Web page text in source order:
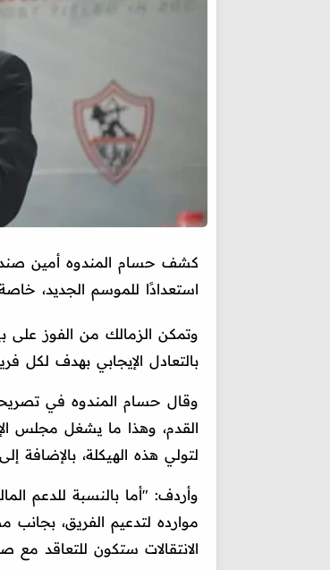
كشف حسام المندوه أمين
استعدادًا للموسم الجديد،
وتمكن الزمالك من الفوز على
بالتعادل الإيجابي بهدف لكل
وقال حسام المندوه في
القدم، وهذا ما يشغل مجلس
لتولي هذه الهيكلة، بالإضافة
موارده لتدعيم الفريق،
الانتقالات ستكون للتعاقد